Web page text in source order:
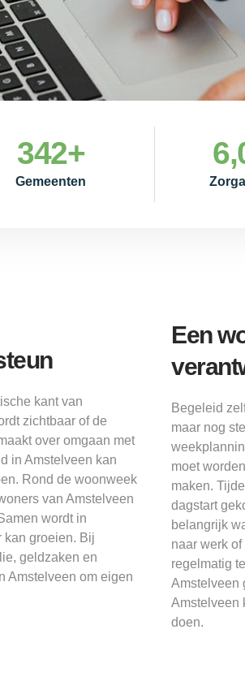
Gemeenten
342+
kant van
zichtbaar of de
over omgaan met
in Amstelveen kan
Rond de woonweek
van Amstelveen
wordt in
kan groeien. Bij
geldzaken en
Amstelveen om eigen
Een
Begeleid
maar nog
moet
maken.
dagstart
belangrijk
naar werk
regelmatig
Amstelveen
Amstelveen
doen.